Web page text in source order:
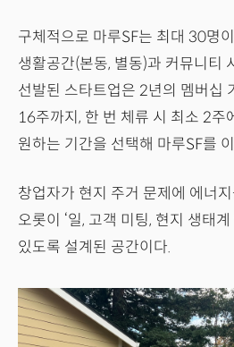
구체적으로 마루SF는 최대 30명
생활공간(본동, 별동)과 커뮤니티
선발된 스타트업은 2년의 멤버십
16주까지, 한 번 체류 시 최소 2주
원하는 기간을 선택해 마루SF를
창업자가 현지 주거 문제에 에너
오롯이 ‘일, 고객 미팅, 현지 생태
있도록 설계된 공간이다.